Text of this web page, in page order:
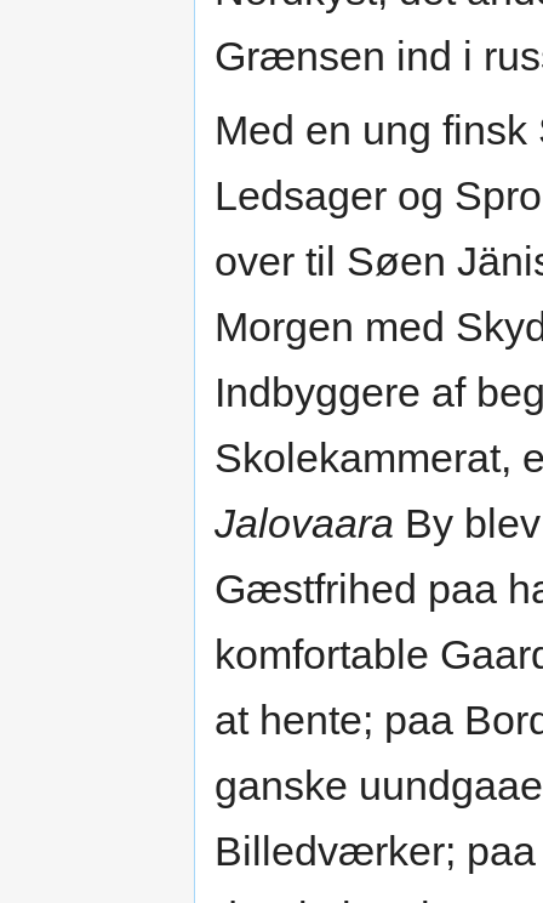
Grænsen ind i
Med en ung
Ledsager og
over til Søen
Morgen med
Indbyggere af
Skolekammerat,
Jalovaara By
Gæstfrihed paa
komfortable
at hente; paa
ganske
Billedværker;